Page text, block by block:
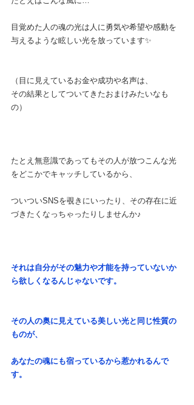
目覚めた人の魂の光は人に勇気や希望や感動を
与えるような眩しい光を放っています✨
（目に見えているお金や成功や名声は、
その結果としてついてきたおまけみたいなも
の）
たとえ無意識であってもその人が放つこんな光
をどこかでキャッチしているから、
ついついSNSを覗きにいったり、その存在に近
づきたくなっちゃったりしませんか♪
それは自分がその魅力や才能を持っていないか
ら欲しくなるんじゃないです。
その人の奥に見えている美しい光と同じ性質の
ものが、
あなたの魂にも宿っているから惹かれるんで
す。